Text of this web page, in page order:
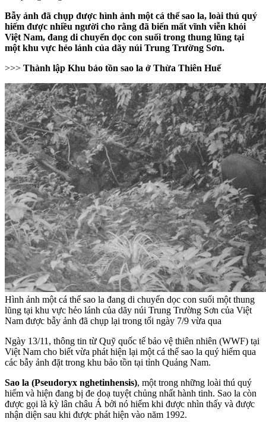
Bẫy ảnh đã chụp được hình ảnh một cá thể sao la, loài thú quý
hiếm được nhiều người cho rằng đã biến mất vĩnh viễn khỏi
Việt Nam, đang di chuyển dọc con suối trong thung lũng tại
một khu vực hẻo lánh của dãy núi Trung Trường Sơn.
>>> Thành lập Khu bảo tồn sao la ở Thừa Thiên Huế
Hình ảnh một cá thể sao la đang di chuyển dọc con suối một thung
lũng tại khu vực hẻo lánh của dãy núi Trung Trường Sơn của Việt
Nam được bẫy ảnh đã chụp lại trong tối ngày 7/9 vừa qua
Ngày 13/11, thông tin từ Quỹ quốc tế bảo vệ thiên nhiên (WWF) tại
Việt Nam cho biết vừa phát hiện lại một cá thể sao la quý hiếm qua
các bẫy ảnh đặt trong khu bảo tồn tại tỉnh Quảng Nam.
Sao la (Pseudoryx nghetinhensis), một trong những loài thú quý
hiếm và hiện đang bị đe doạ tuyệt chủng nhất hành tinh. Sao la còn
được gọi là kỳ lân châu Á bởi nó hiếm khi được nhìn thấy và được
nhận diện sau khi được phát hiện vào năm 1992.